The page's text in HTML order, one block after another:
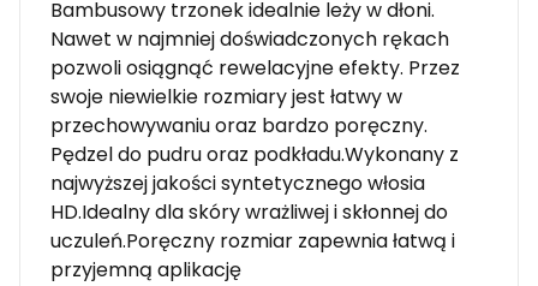
Bambusowy trzonek idealnie leży w dłoni.
Nawet w najmniej doświadczonych rękach
pozwoli osiągnąć rewelacyjne efekty. Przez
swoje niewielkie rozmiary jest łatwy w
przechowywaniu oraz bardzo poręczny.
Pędzel do pudru oraz podkładu.Wykonany z
najwyższej jakości syntetycznego włosia
HD.Idealny dla skóry wrażliwej i skłonnej do
uczuleń.Poręczny rozmiar zapewnia łatwą i
przyjemną aplikację